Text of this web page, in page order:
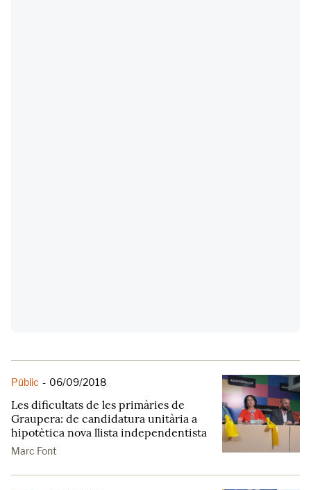
Públic - 06/09/2018
Les dificultats de les primàries de
Graupera: de candidatura unitària a
hipotètica nova llista independentista
Marc Font